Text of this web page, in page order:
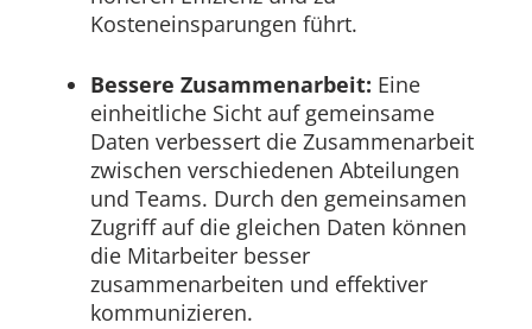
Kosteneinsparungen führt.
Bessere Zusammenarbeit: Eine
einheitliche Sicht auf gemeinsame
Daten verbessert die Zusammenarbeit
zwischen verschiedenen Abteilungen
und Teams. Durch den gemeinsamen
Zugriff auf die gleichen Daten können
die Mitarbeiter besser
zusammenarbeiten und effektiver
kommunizieren.